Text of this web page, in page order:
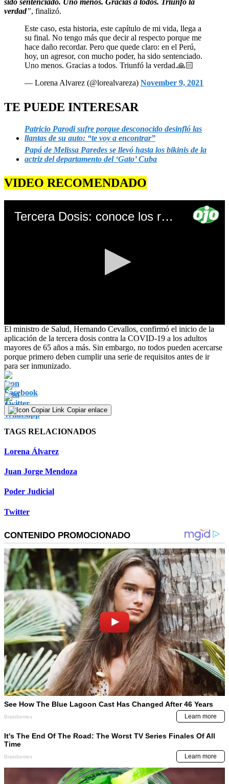
verdad”, finalizó.
Este caso, esta historia, este capítulo de mi vida, llega a
su final. No tengo más que decir al respecto porque me
hace daño recordar. Pero que quede claro: en el Perú,
hoy, un agresor, con mucho poder, ha sido sentenciado.
Uno menos. Gracias a todos. Triunfó la verdad.🙏🏻
— Lorena Alvarez (@lorealvareza) November 9, 2021
TE PUEDE INTERESAR
Patricio Parodi sufre porque desconocido desinfló las
llantas de su auto: “te voy a encontrar”
Papá de Melissa Paredes se llevó hasta los bikinis de la
actriz del departamento del ‘Gato’ Cuba
VIDEO RECOMENDADO
Tercera Dosis: conoce los requisitos que deben cumplir los mayores de 65 años para ser inmunizado contra el COVID-19
0
seconds
of
0
seconds
El ministro de Salud, Hernando Cevallos, confirmó el inicio de la
aplicación de la tercera dosis contra la COVID-19 a los adultos
mayores de 65 años a más. Sin embargo, no todos pueden acercarse
porque primero deben cumplir una serie de requisitos antes de ir
para ser inmunizado.
Copiar enlace
TAGS RELACIONADOS
Lorena Álvarez
Juan Jorge Mendoza
Poder Judicial
Twitter